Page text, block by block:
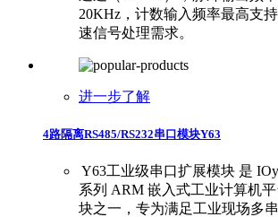
20KHz，计数输入频率最高支
速信号处理需求。
进一步了解
4路隔离RS485/RS232串口模块Y63
​Y63工业级串口扩展模块 是
系列 ARM 嵌入式工业计算机
块之一，专为满足工业现场多